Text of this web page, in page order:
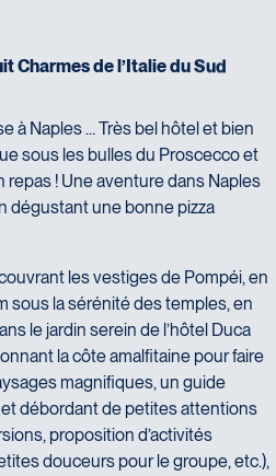
itCharmesde ’ ta ieduSud
à Naples … Très bel hôtel et bien
sous les bulles du Proscecco et
! Une aventure dans Naples
dégustant une bonne pizza
les vestiges de Pompéi, en
sous la sérénité des temples, en
le jardin serein de l’hôtel Duca
la côte amalfitaine pour faire
magnifiques, un guide
débordant de petites attentions
proposition d’activités
douceurs pour le groupe, etc.),
les photographies et texte et
différentes plateformes (site
brochures, infolettre, etc.)